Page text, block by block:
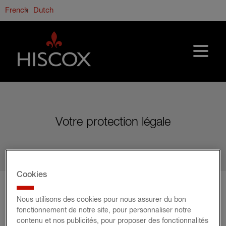
French Dutch
Votre protection légale
Protection du client
Cookies
Nous utilisons des cookies pour nous assurer du bon
fonctionnement de notre site, pour personnaliser notre
contenu et nos publicités, pour proposer des fonctionnalités